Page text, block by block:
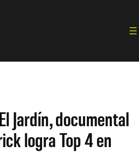
Jardín, documental
logra Top 4 en